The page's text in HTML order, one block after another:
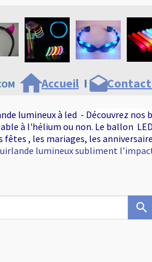
Accueil IContact
drafts
home
lumineux à led - Découvrez nos
à l'hélium ou non. Le ballon
fêtes , les mariages, les
lumineux subliment
search